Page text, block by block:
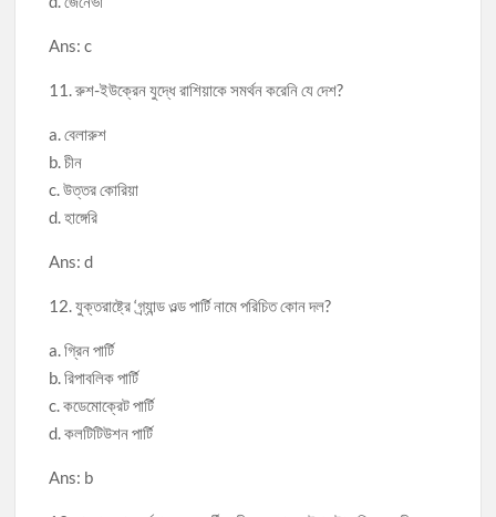
Ans: c
11. রুশ-ইউক্রেন যুদ্ধে রাশিয়াকে সমর্থন করেনি যে দেশ?
a. বেলারুশ
b. চীন
c. উত্তর কোরিয়া
d. হাঙ্গেরি
Ans: d
12. যুক্তরাষ্ট্রে ‘গ্র্যান্ড ওল্ড পার্টি নামে পরিচিত কোন দল?
a. গ্রিন পার্টি
b. রিপাবলিক পার্টি
c. কডেমোক্রেট পার্টি
d. কলটিটিউশন পার্টি
Ans: b